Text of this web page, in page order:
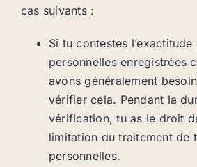
cas suivants :
Si tu contestes
personnelles enregistrées
avons généralement
vérifier cela. Pendant la
vérification, tu as le droit
limitation du traitement de
personnelles.